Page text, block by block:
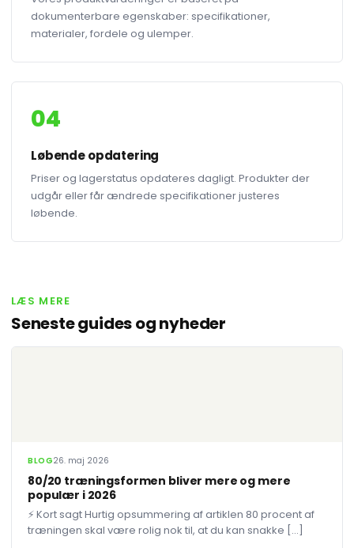
dokumenterbare egenskaber: specifikationer,
materialer, fordele og ulemper.
04
Løbende opdatering
Priser og lagerstatus opdateres dagligt. Produkter der
udgår eller får ændrede specifikationer justeres
løbende.
LÆS MERE
Seneste guides og nyheder
BLOG26. maj 2026
80/20 træningsformen bliver mere og mere
populær i 2026
⚡ Kort sagt Hurtig opsummering af artiklen 80 procent af
træningen skal være rolig nok til, at du kan snakke […]